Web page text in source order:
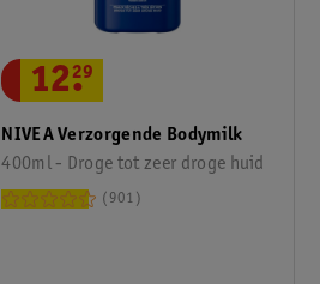
NIVEA Verzorgende Bodymilk
400ml - Droge tot zeer droge huid
12.
29
901